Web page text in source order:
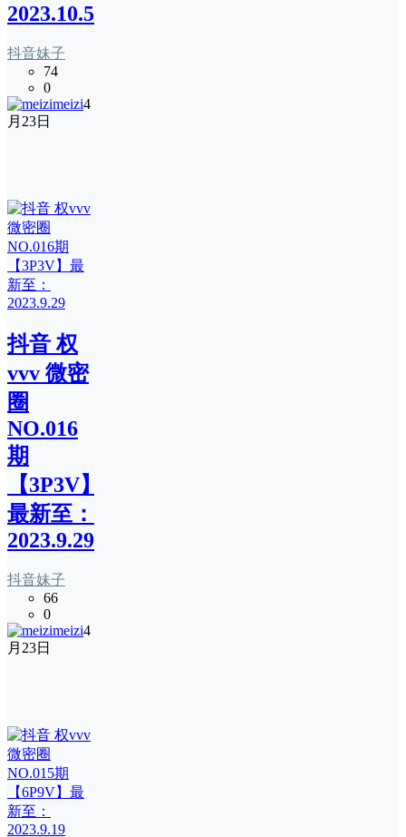
2023.10.5
抖音妹子
74
0
meizi4
月23日
抖音 权
vvv 微密
圈
NO.016
期
【3P3V】
最新至：
2023.9.29
抖音妹子
66
0
meizi4
月23日